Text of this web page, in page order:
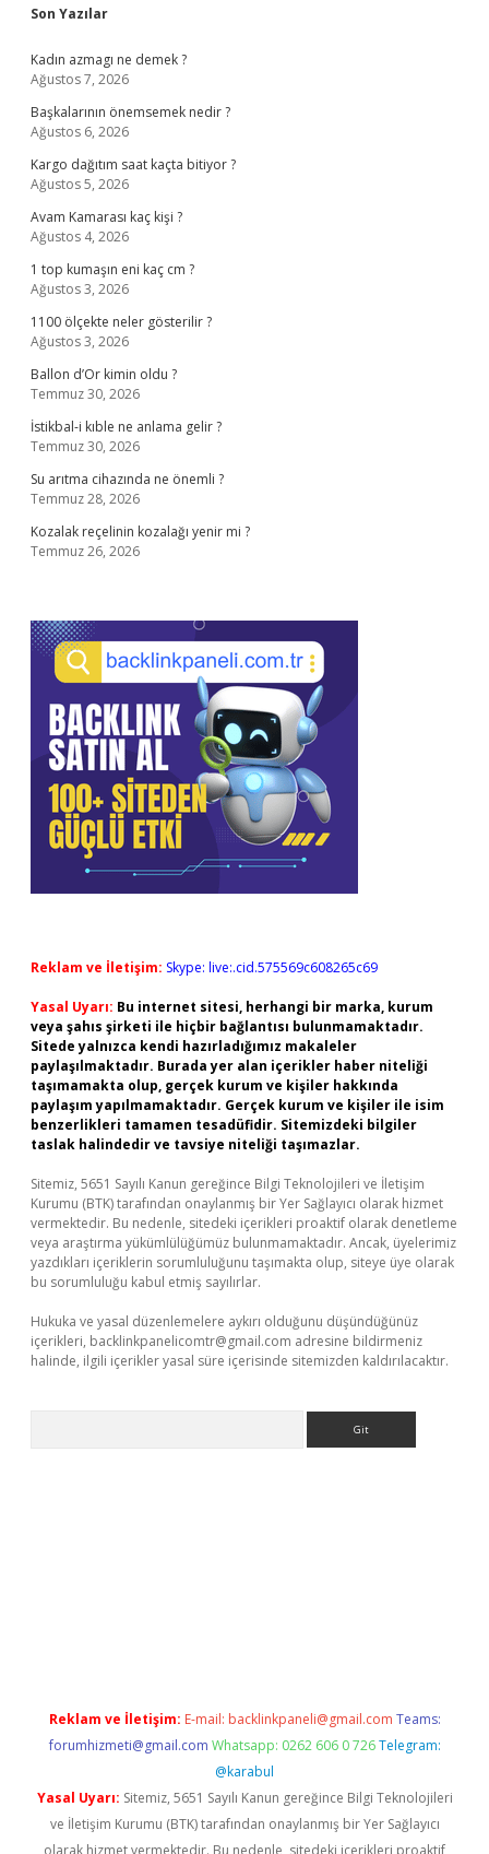
Sidebar
Son Yazılar
Kadın azmagı ne demek ?
Ağustos 7, 2026
Başkalarının önemsemek nedir ?
Ağustos 6, 2026
Kargo dağıtım saat kaçta bitiyor ?
Ağustos 5, 2026
Avam Kamarası kaç kişi ?
Ağustos 4, 2026
1 top kumaşın eni kaç cm ?
Ağustos 3, 2026
1100 ölçekte neler gösterilir ?
Ağustos 3, 2026
Ballon d’Or kimin oldu ?
Temmuz 30, 2026
İstikbal-i kıble ne anlama gelir ?
Temmuz 30, 2026
Su arıtma cihazında ne önemli ?
Temmuz 28, 2026
Kozalak reçelinin kozalağı yenir mi ?
Temmuz 26, 2026
Reklam ve İletişim: Skype: live:.cid.575569c608265c69
Yasal Uyarı: Bu internet sitesi, herhangi bir marka, kurum
veya şahıs şirketi ile hiçbir bağlantısı bulunmamaktadır.
Sitede yalnızca kendi hazırladığımız makaleler
paylaşılmaktadır. Burada yer alan içerikler haber niteliği
taşımamakta olup, gerçek kurum ve kişiler hakkında
paylaşım yapılmamaktadır. Gerçek kurum ve kişiler ile isim
benzerlikleri tamamen tesadüfidir. Sitemizdeki bilgiler
taslak halindedir ve tavsiye niteliği taşımazlar.
Sitemiz, 5651 Sayılı Kanun gereğince Bilgi Teknolojileri ve İletişim
Kurumu (BTK) tarafından onaylanmış bir Yer Sağlayıcı olarak hizmet
vermektedir. Bu nedenle, sitedeki içerikleri proaktif olarak denetleme
veya araştırma yükümlülüğümüz bulunmamaktadır. Ancak, üyelerimiz
yazdıkları içeriklerin sorumluluğunu taşımakta olup, siteye üye olarak
bu sorumluluğu kabul etmiş sayılırlar.
Hukuka ve yasal düzenlemelere aykırı olduğunu düşündüğünüz
içerikleri, backlinkpanelicomtr@gmail.com adresine bildirmeniz
halinde, ilgili içerikler yasal süre içerisinde sitemizden kaldırılacaktır.
Reklam ve İletişim: E-mail: backlinkpaneli@gmail.com Teams:
forumhizmeti@gmail.com Whatsapp: 0262 606 0 726 Telegram:
@karabul
Yasal Uyarı: Sitemiz, 5651 Sayılı Kanun gereğince Bilgi Teknolojileri
ve İletişim Kurumu (BTK) tarafından onaylanmış bir Yer Sağlayıcı
olarak hizmet vermektedir. Bu nedenle, sitedeki içerikleri proaktif